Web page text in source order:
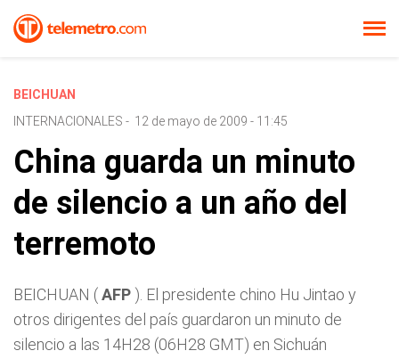
BEICHUAN
INTERNACIONALES - 12 de mayo de 2009 - 11:45
China guarda un minuto
de silencio a un año del
terremoto
BEICHUAN (AFP ). El presidente chino Hu Jintao y
otros dirigentes del país guardaron un minuto de
silencio a las 14H28 (06H28 GMT) en Sichuán